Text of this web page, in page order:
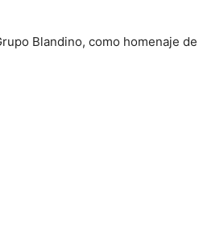
Blandino, como homenaje de